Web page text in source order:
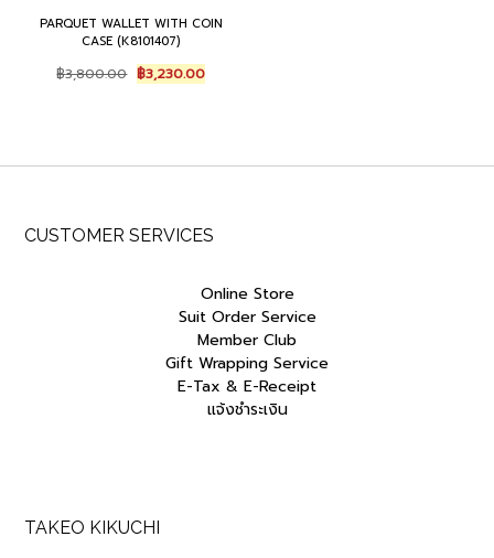
PARQUET WALLET WITH COIN
CASE (K8101407)
฿3,800.00 Original
price
฿3,230.00Current
price
CUSTOMER SERVICES
Online Store
Suit Order Service
Member Club
Gift Wrapping Service
E-Tax & E-Receipt
แจ้งชำระเงิน
TAKEO KIKUCHI